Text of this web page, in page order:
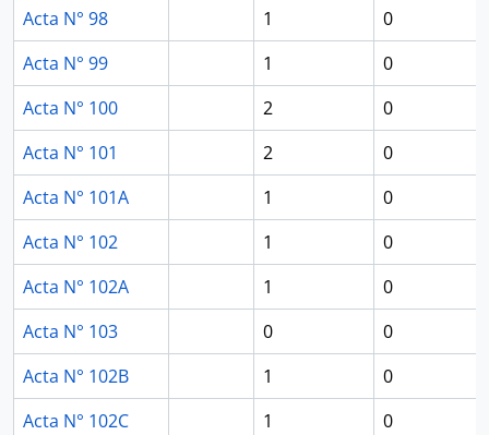
Acta N° 98
1
0
Acta N° 99
1
0
Acta N° 100
2
0
Acta N° 101
2
0
Acta N° 101A
1
0
Acta N° 102
1
0
Acta N° 102A
1
0
Acta N° 103
0
0
Acta N° 102B
1
0
Acta N° 102C
1
0